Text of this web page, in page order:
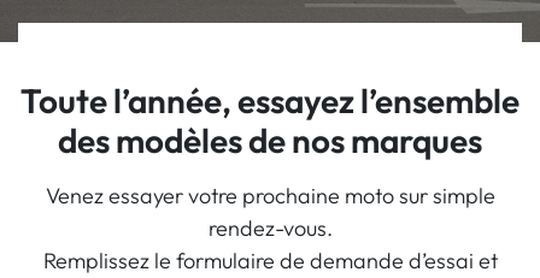
Toute l’année, essayez l’ensemble
des modèles de nos marques
Venez essayer votre prochaine moto sur simple
rendez-vous.
Remplissez le formulaire de demande d’essai et